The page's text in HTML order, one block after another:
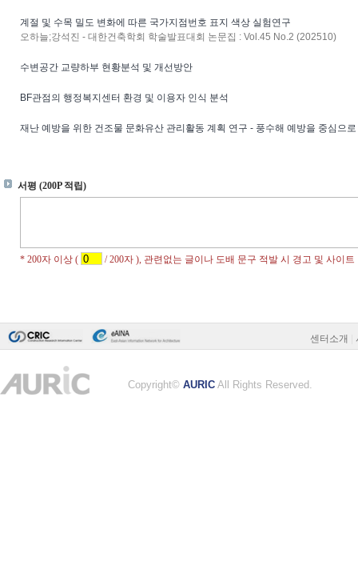
계절 및 수목 밀도 변화에 따른 국가지점번호 표지 색상 실험연구
오하늘;강석진 - 대한건축학회 학술발표대회 논문집 : Vol.45 No.2 (202510)
수변공간 교량하부 현황분석 및 개선방안
BF관점의 행정복지센터 환경 및 이용자 인식 분석
재난 예방을 위한 건조물 문화유산 관리활동 계획 연구 - 풍수해 예방을 중심으로
센터소개
Copyright© AURIC All Rights Reserved.